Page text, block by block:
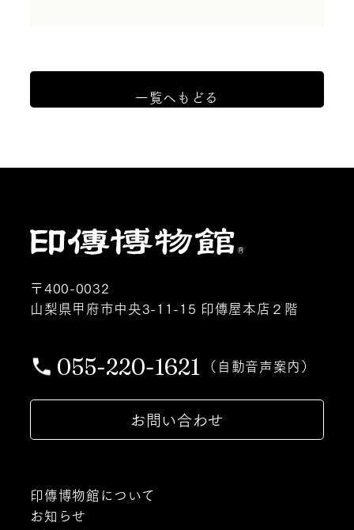
一覧へもどる
〒400-0032
山梨県甲府市中央3-11-15 印傳屋本店２階
055-220-1621 （自動音声案内）
お問い合わせ
印傳博物館について
お知らせ